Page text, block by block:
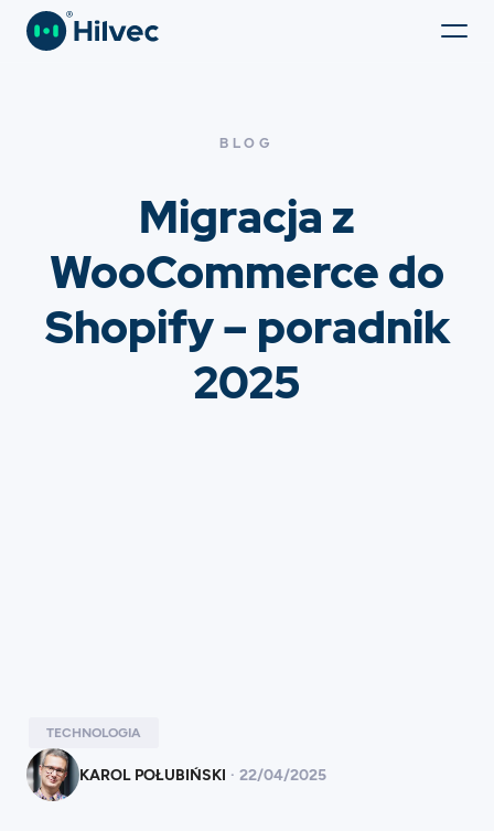
BLOG
Migracja z
WooCommerce do
Shopify – poradnik
2025
KAROL POŁUBIŃSKI · 22/04/2025
TECHNOLOGIA